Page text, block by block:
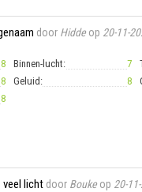
door Hidde op 20-11-
8 Binnen-lucht: 7
8 Geluid: 8
8
veel licht door Bouke op 20-